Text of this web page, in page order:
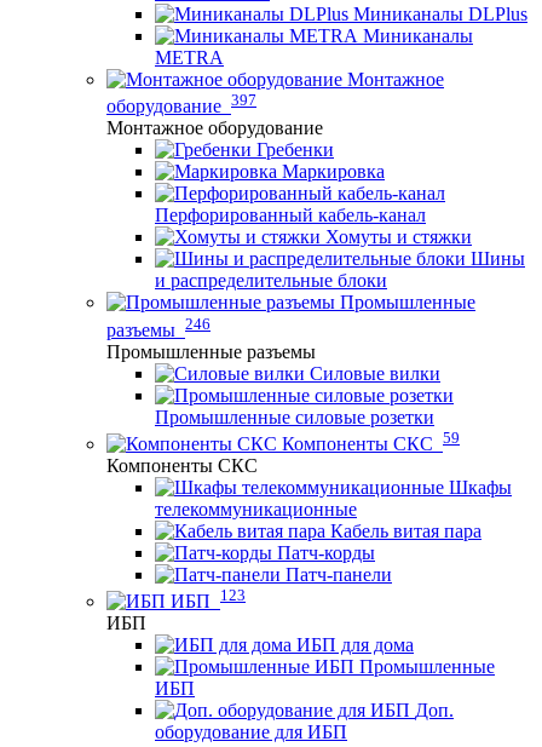
Миниканалы DLPlus
Миниканалы
METRA
Монтажное
оборудование 397
Монтажное оборудование
Гребенки
Маркировка
Перфорированный кабель-канал
Хомуты и стяжки
Шины
и распределительные блоки
Промышленные
разъемы 246
Промышленные разъемы
Силовые вилки
Промышленные силовые розетки
Компоненты СКС 59
Компоненты СКС
Шкафы
телекоммуникационные
Кабель витая пара
Патч-корды
Патч-панели
ИБП
123
ИБП
ИБП для дома
Промышленные
ИБП
Доп.
оборудование для ИБП